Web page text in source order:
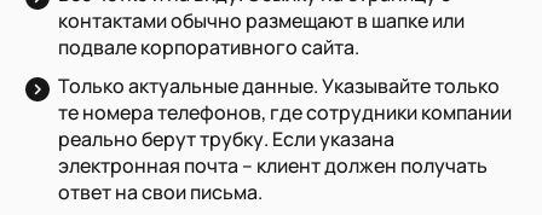
контактами обычно размещают в шапке или
подвале корпоративного сайта.
Только актуальные данные. Указывайте только
те номера телефонов, где сотрудники компании
реально берут трубку. Если указана
электронная почта – клиент должен получать
ответ на свои письма.